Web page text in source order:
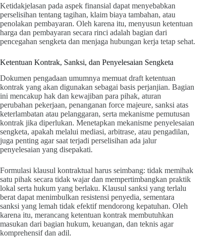
Ketidakjelasan pada aspek finansial dapat menyebabkan
perselisihan tentang tagihan, klaim biaya tambahan, atau
penolakan pembayaran. Oleh karena itu, menyusun ketentuan
harga dan pembayaran secara rinci adalah bagian dari
pencegahan sengketa dan menjaga hubungan kerja tetap sehat.
Ketentuan Kontrak, Sanksi, dan Penyelesaian Sengketa
Dokumen pengadaan umumnya memuat draft ketentuan
kontrak yang akan digunakan sebagai basis perjanjian. Bagian
ini mencakup hak dan kewajiban para pihak, aturan
perubahan pekerjaan, penanganan force majeure, sanksi atas
keterlambatan atau pelanggaran, serta mekanisme pemutusan
kontrak jika diperlukan. Menetapkan mekanisme penyelesaian
sengketa, apakah melalui mediasi, arbitrase, atau pengadilan,
juga penting agar saat terjadi perselisihan ada jalur
penyelesaian yang disepakati.
Formulasi klausul kontraktual harus seimbang: tidak memihak
satu pihak secara tidak wajar dan mempertimbangkan praktik
lokal serta hukum yang berlaku. Klausul sanksi yang terlalu
berat dapat menimbulkan resistensi penyedia, sementara
sanksi yang lemah tidak efektif mendorong kepatuhan. Oleh
karena itu, merancang ketentuan kontrak membutuhkan
masukan dari bagian hukum, keuangan, dan teknis agar
komprehensif dan adil.